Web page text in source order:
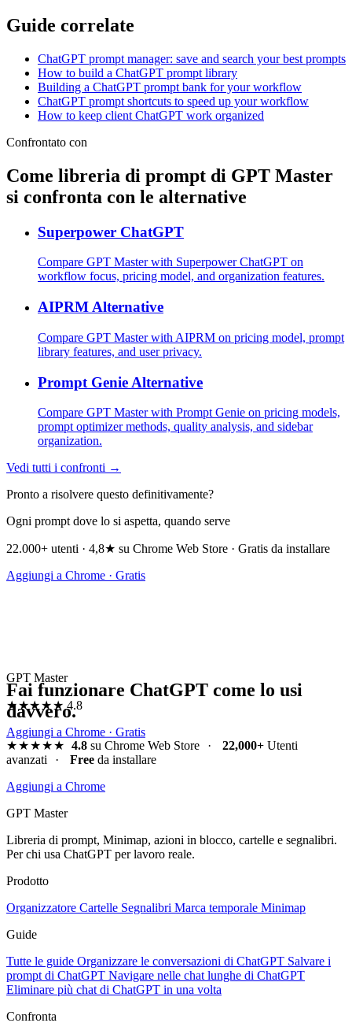
Guide correlate
ChatGPT prompt manager: save and search your best prompts
How to build a ChatGPT prompt library
Building a ChatGPT prompt bank for your workflow
ChatGPT prompt shortcuts to speed up your workflow
How to keep client ChatGPT work organized
Confrontato con
Come libreria di prompt di GPT Master
si confronta con le alternative
Superpower ChatGPT
Compare GPT Master with Superpower ChatGPT on
workflow focus, pricing model, and organization features.
AIPRM Alternative
Compare GPT Master with AIPRM on pricing model, prompt
library features, and user privacy.
Prompt Genie Alternative
Compare GPT Master with Prompt Genie on pricing models,
prompt optimizer methods, quality analysis, and sidebar
organization.
Vedi tutti i confronti →
Pronto a risolvere questo definitivamente?
Ogni prompt dove lo si aspetta, quando serve
22.000+ utenti · 4,8★ su Chrome Web Store · Gratis da installare
Aggiungi a Chrome · Gratis
GPT Master
★★★★★ 4.8
Aggiungi a Chrome · Gratis
Fai funzionare ChatGPT come lo usi
davvero.
★★★★★ 4.8su Chrome Web Store · 22,000+Utenti
avanzati
· Free da installare
Aggiungi a Chrome
GPT Master
Libreria di prompt, Minimap, azioni in blocco, cartelle e segnalibri.
Per chi usa ChatGPT per lavoro reale.
Prodotto
Organizzatore Cartelle Segnalibri Marca temporale Minimap
Guide
Tutte le guide Organizzare le conversazioni di ChatGPT Salvare i
prompt di ChatGPT Navigare nelle chat lunghe di ChatGPT
Eliminare più chat di ChatGPT in una volta
Confronta